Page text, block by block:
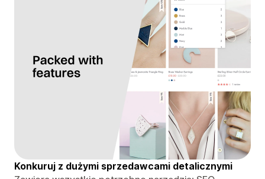
Konkuruj z dużymi sprzedawcami detalicznymi